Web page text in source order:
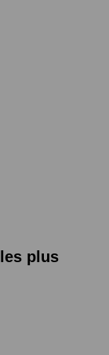
plus